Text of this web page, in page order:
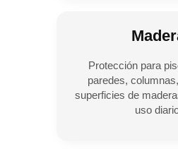
Protección para
paredes,
superficies de
uso